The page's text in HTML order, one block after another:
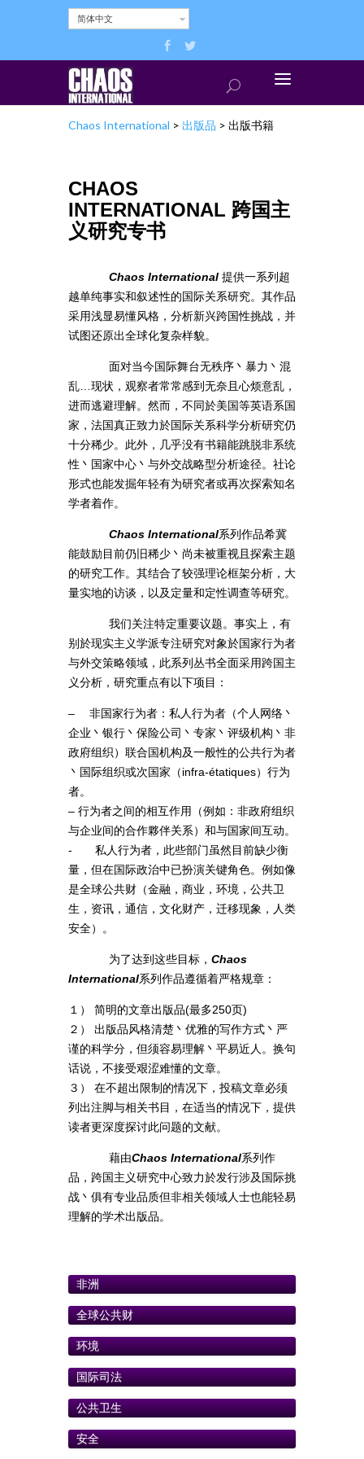
简体中文
Chaos International > 出版品 > 出版书籍
CHAOS
INTERNATIONAL 跨国主
义研究专书
Chaos International 提供一系列超
越单纯事实和叙述性的国际关系研究。其作品
采用浅显易懂风格，分析新兴跨国性挑战，并
试图还原出全球化复杂样貌。
面对当今国际舞台无秩序丶暴力丶混
乱…现状，观察者常常感到无奈且心烦意乱，
进而逃避理解。然而，不同於美国等英语系国
家，法国真正致力於国际关系科学分析研究仍
十分稀少。此外，几乎没有书籍能跳脱非系统
性丶国家中心丶与外交战略型分析途径。社论
形式也能发掘年轻有为研究者或再次探索知名
学者着作。
Chaos International系列作品希冀
能鼓励目前仍旧稀少丶尚未被重视且探索主题
的研究工作。其结合了较强理论框架分析，大
量实地的访谈，以及定量和定性调查等研究。
我们关注特定重要议题。事实上，有
别於现实主义学派专注研究对象於国家行为者
与外交策略领域，此系列丛书全面采用跨国主
义分析，研究重点有以下项目：
– 非国家行为者：私人行为者（个人网络丶
企业丶银行丶保险公司丶专家丶评级机构丶非
政府组织）联合国机构及一般性的公共行为者
丶国际组织或次国家（infra-étatiques）行为
者。
– 行为者之间的相互作用（例如：非政府组织
与企业间的合作夥伴关系）和与国家间互动。
- 私人行为者，此些部门虽然目前缺少衡
量，但在国际政治中已扮演关键角色。例如像
是全球公共财（金融，商业，环境，公共卫
生，资讯，通信，文化财产，迁移现象，人类
安全）。
为了达到这些目标， Chaos
International系列作品遵循着严格规章：
１） 简明的文章出版品(最多250页)
２） 出版品风格清楚丶优雅的写作方式丶严
谨的科学分，但须容易理解丶平易近人。换句
话说，不接受艰涩难懂的文章。
３） 在不超出限制的情况下，投稿文章必须
列出注脚与相关书目，在适当的情况下，提供
读者更深度探讨此问题的文献。
藉由Chaos International系列作
品，跨国主义研究中心致力於发行涉及国际挑
战丶俱有专业品质但非相关领域人士也能轻易
理解的学术出版品。
非洲
全球公共财
环境
国际司法
公共卫生
安全